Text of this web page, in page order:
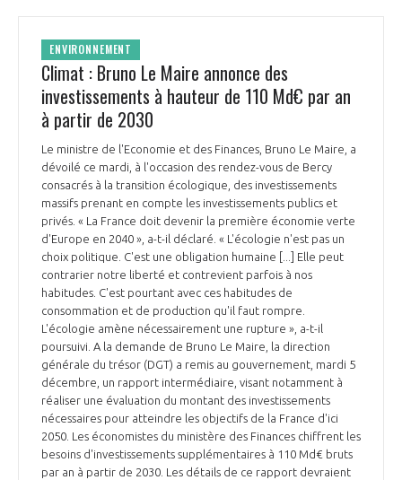
ENVIRONNEMENT
Climat : Bruno Le Maire annonce des
investissements à hauteur de 110 Md€ par an
à partir de 2030
Le ministre de l'Economie et des Finances, Bruno Le Maire, a
dévoilé ce mardi, à l'occasion des rendez-vous de Bercy
consacrés à la transition écologique, des investissements
massifs prenant en compte les investissements publics et
privés. « La France doit devenir la première économie verte
d'Europe en 2040 », a-t-il déclaré. « L'écologie n'est pas un
choix politique. C'est une obligation humaine [...] Elle peut
contrarier notre liberté et contrevient parfois à nos
habitudes. C'est pourtant avec ces habitudes de
consommation et de production qu'il faut rompre.
L'écologie amène nécessairement une rupture », a-t-il
poursuivi. A la demande de Bruno Le Maire, la direction
générale du trésor (DGT) a remis au gouvernement, mardi 5
décembre, un rapport intermédiaire, visant notamment à
réaliser une évaluation du montant des investissements
nécessaires pour atteindre les objectifs de la France d'ici
2050. Les économistes du ministère des Finances chiffrent les
besoins d'investissements supplémentaires à 110 Md€ bruts
par an à partir de 2030. Les détails de ce rapport devraient